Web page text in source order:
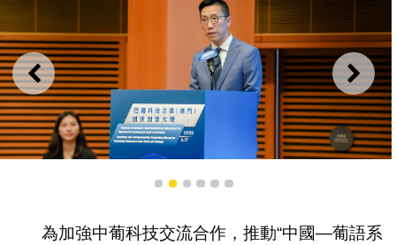
上一則 下一
經濟及科技發展局局長邱潤華致辭
1 2 3 4 5 6
為加強中葡科技交流合作，推動“中國—葡語系